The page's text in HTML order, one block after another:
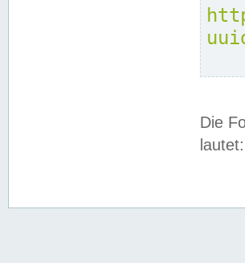
Die
lautet: